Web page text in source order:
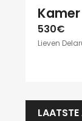
530€
Lieven
LAATSTE